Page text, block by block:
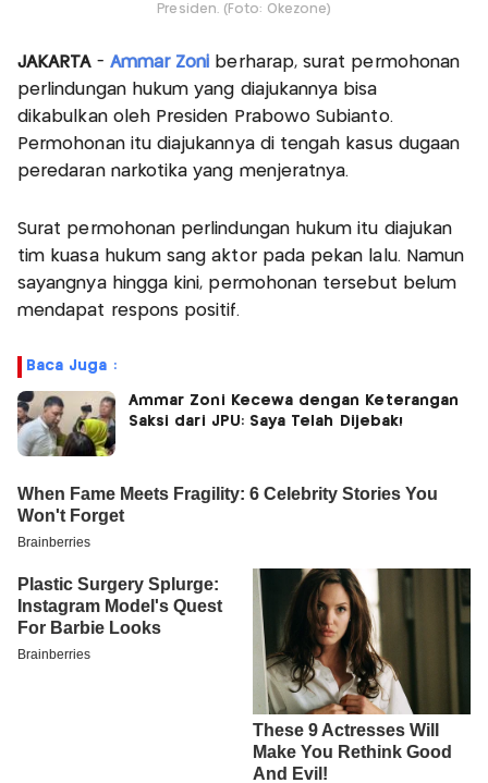
Presiden. (Foto: Okezone)
JAKARTA- Ammar Zoni berharap, surat permohonan
perlindungan hukum yang diajukannya bisa
dikabulkan oleh Presiden Prabowo Subianto.
Permohonan itu diajukannya di tengah kasus dugaan
peredaran narkotika yang menjeratnya.
Surat permohonan perlindungan hukum itu diajukan
tim kuasa hukum sang aktor pada pekan lalu. Namun
sayangnya hingga kini, permohonan tersebut belum
mendapat respons positif.
Baca Juga :
Ammar Zoni Kecewa dengan Keterangan
Saksi dari JPU: Saya Telah Dijebak!